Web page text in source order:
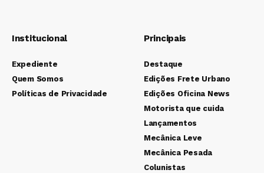
Institucional
Expediente
Quem Somos
Políticas de Privacidade
Principais
Destaque
Edições Frete Urbano
Edições Oficina News
Motorista que cuida
Lançamentos
Mecânica Leve
Mecânica Pesada
Colunistas